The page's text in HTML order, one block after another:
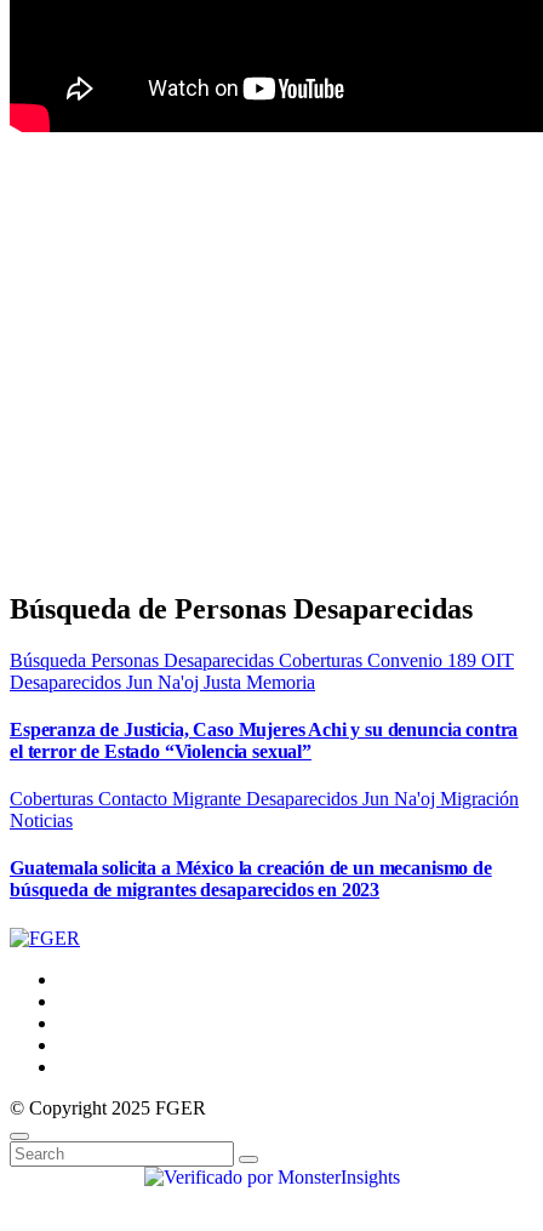
Búsqueda de Personas Desaparecidas
Búsqueda Personas Desaparecidas Coberturas Convenio 189 OIT
Desaparecidos Jun Na'oj Justa Memoria
Esperanza de Justicia, Caso Mujeres Achi y su denuncia contra
el terror de Estado “Violencia sexual”
Coberturas Contacto Migrante Desaparecidos Jun Na'oj Migración
Noticias
Guatemala solicita a México la creación de un mecanismo de
búsqueda de migrantes desaparecidos en 2023
© Copyright 2025 FGER